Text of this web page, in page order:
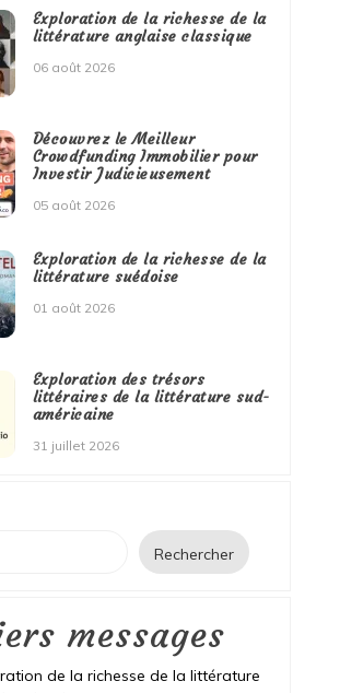
Exploration de la richesse de la
littérature anglaise classique
06 août 2026
Découvrez le Meilleur
Crowdfunding Immobilier pour
Investir Judicieusement
05 août 2026
Exploration de la richesse de la
littérature suédoise
01 août 2026
Exploration des trésors
littéraires de la littérature sud-
américaine
31 juillet 2026
Rechercher
messages
de la richesse de la littérature